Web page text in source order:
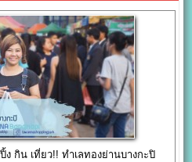
กิน เที่ยว!! ทำเลทองย่านบางกะปิ